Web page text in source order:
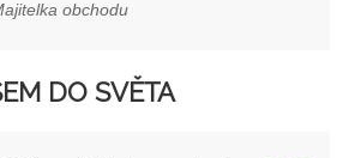
obchodu
DO SVĚTA